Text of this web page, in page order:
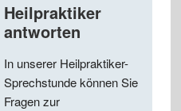
Heilpraktiker
antworten
In unserer Heilpraktiker-
Sprechstunde können Sie
Fragen zur